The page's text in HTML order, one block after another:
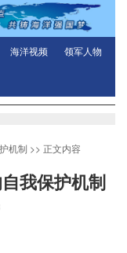
海洋视频 领军人物
机制 >> 正文内容
我保护机制